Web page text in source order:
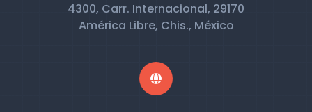
4300, Carr. Internacional, 29170
América Libre, Chis., México